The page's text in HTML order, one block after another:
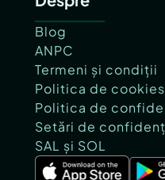
Blog
ANPC
Termeni și condiții
Politica de cookies
Politica de
Setări de
SAL și SOL